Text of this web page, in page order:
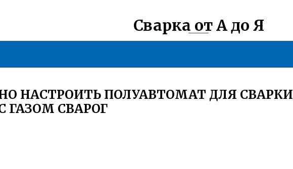
Сварка от А до Я
НАСТРОИТЬ ПОЛУАВТОМАТ ДЛЯ СВАРКИ
ГАЗОМ СВАРОГ